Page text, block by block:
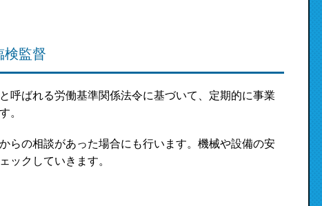
検監督
呼ばれる労働基準関係法令に基づいて、定期的に事業
。
らの相談があった場合にも行います。機械や設備の安
ックしていきます。